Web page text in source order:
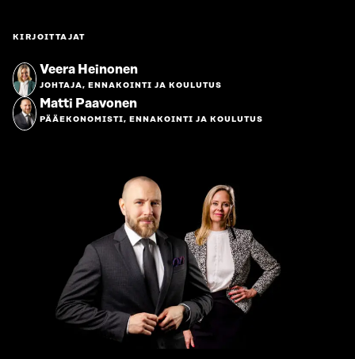
KIRJOITTAJAT
Veera Heinonen
JOHTAJA, ENNAKOINTI JA KOULUTUS
Matti Paavonen
PÄÄEKONOMISTI, ENNAKOINTI JA KOULUTUS